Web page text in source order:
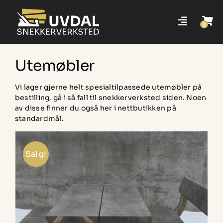
content
Tilbake til snekkerverksted
Hovedside nettbutikk
Søk
etter:
Utemøbler
Vi lager gjerne helt spesialtilpassede utemøbler på
bestilling, gå i så fall til snekkerverksted siden. Noen
av disse finner du også her i nettbutikken på
standardmål.
Salg!